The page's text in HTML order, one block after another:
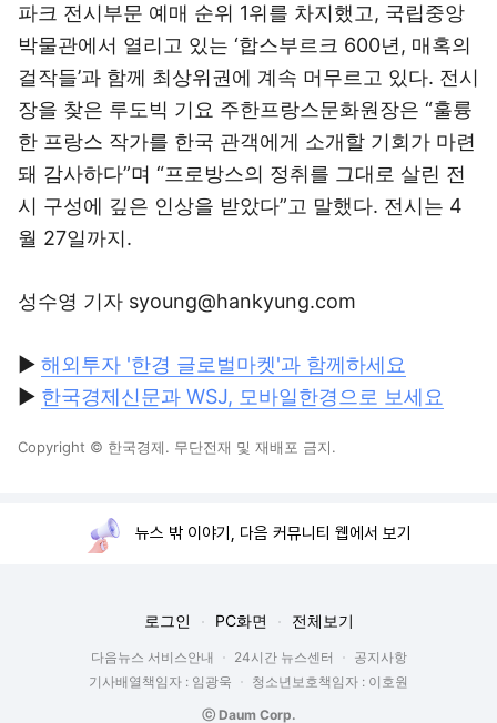
파크 전시부문 예매 순위 1위를 차지했고, 국립중앙
박물관에서 열리고 있는 ‘합스부르크 600년, 매혹의
걸작들’과 함께 최상위권에 계속 머무르고 있다. 전시
장을 찾은 루도빅 기요 주한프랑스문화원장은 “훌륭
한 프랑스 작가를 한국 관객에게 소개할 기회가 마련
돼 감사하다”며 “프로방스의 정취를 그대로 살린 전
시 구성에 깊은 인상을 받았다”고 말했다. 전시는 4
월 27일까지.
성수영 기자 syoung@hankyung.com
▶ 해외투자 '한경 글로벌마켓'과 함께하세요
▶ 한국경제신문과 WSJ, 모바일한경으로 보세요
Copyright © 한국경제. 무단전재 및 재배포 금지.
뉴스 밖 이야기, 다음 커뮤니티 웹에서 보기
로그인 PC화면 전체보기
다음뉴스 서비스안내 24시간 뉴스센터
공지사항
기사배열책임자 : 임광욱
청소년보호책임자 : 이호원
ⓒ Daum Corp.